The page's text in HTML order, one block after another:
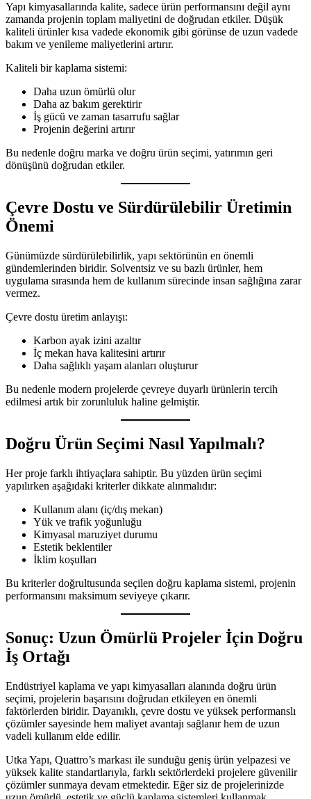
Yapı kimyasallarında kalite, sadece ürün performansını değil aynı
zamanda projenin toplam maliyetini de doğrudan etkiler. Düşük
kaliteli ürünler kısa vadede ekonomik gibi görünse de uzun vadede
bakım ve yenileme maliyetlerini artırır.
Kaliteli bir kaplama sistemi:
Daha uzun ömürlü olur
Daha az bakım gerektirir
İş gücü ve zaman tasarrufu sağlar
Projenin değerini artırır
Bu nedenle doğru marka ve doğru ürün seçimi, yatırımın geri
dönüşünü doğrudan etkiler.
Çevre Dostu ve Sürdürülebilir Üretimin
Önemi
Günümüzde sürdürülebilirlik, yapı sektörünün en önemli
gündemlerinden biridir. Solventsiz ve su bazlı ürünler, hem
uygulama sırasında hem de kullanım sürecinde insan sağlığına zarar
vermez.
Çevre dostu üretim anlayışı:
Karbon ayak izini azaltır
İç mekan hava kalitesini artırır
Daha sağlıklı yaşam alanları oluşturur
Bu nedenle modern projelerde çevreye duyarlı ürünlerin tercih
edilmesi artık bir zorunluluk haline gelmiştir.
Doğru Ürün Seçimi Nasıl Yapılmalı?
Her proje farklı ihtiyaçlara sahiptir. Bu yüzden ürün seçimi
yapılırken aşağıdaki kriterler dikkate alınmalıdır:
Kullanım alanı (iç/dış mekan)
Yük ve trafik yoğunluğu
Kimyasal maruziyet durumu
Estetik beklentiler
İklim koşulları
Bu kriterler doğrultusunda seçilen doğru kaplama sistemi, projenin
performansını maksimum seviyeye çıkarır.
Sonuç: Uzun Ömürlü Projeler İçin Doğru
İş Ortağı
Endüstriyel kaplama ve yapı kimyasalları alanında doğru ürün
seçimi, projelerin başarısını doğrudan etkileyen en önemli
faktörlerden biridir. Dayanıklı, çevre dostu ve yüksek performanslı
çözümler sayesinde hem maliyet avantajı sağlanır hem de uzun
vadeli kullanım elde edilir.
Utka Yapı, Quattro’s markası ile sunduğu geniş ürün yelpazesi ve
yüksek kalite standartlarıyla, farklı sektörlerdeki projelere güvenilir
çözümler sunmaya devam etmektedir. Eğer siz de projelerinizde